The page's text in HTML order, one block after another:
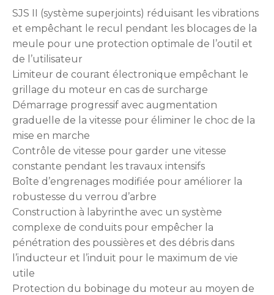
SJS II (système superjoints) réduisant les vibrations
et empêchant le recul pendant les blocages de la
meule pour une protection optimale de l’outil et
de l’utilisateur
Limiteur de courant électronique empêchant le
grillage du moteur en cas de surcharge
Démarrage progressif avec augmentation
graduelle de la vitesse pour éliminer le choc de la
mise en marche
Contrôle de vitesse pour garder une vitesse
constante pendant les travaux intensifs
Boîte d’engrenages modifiée pour améliorer la
robustesse du verrou d’arbre
Construction à labyrinthe avec un système
complexe de conduits pour empêcher la
pénétration des poussières et des débris dans
l’inducteur et l’induit pour le maximum de vie
utile
Protection du bobinage du moteur au moyen de